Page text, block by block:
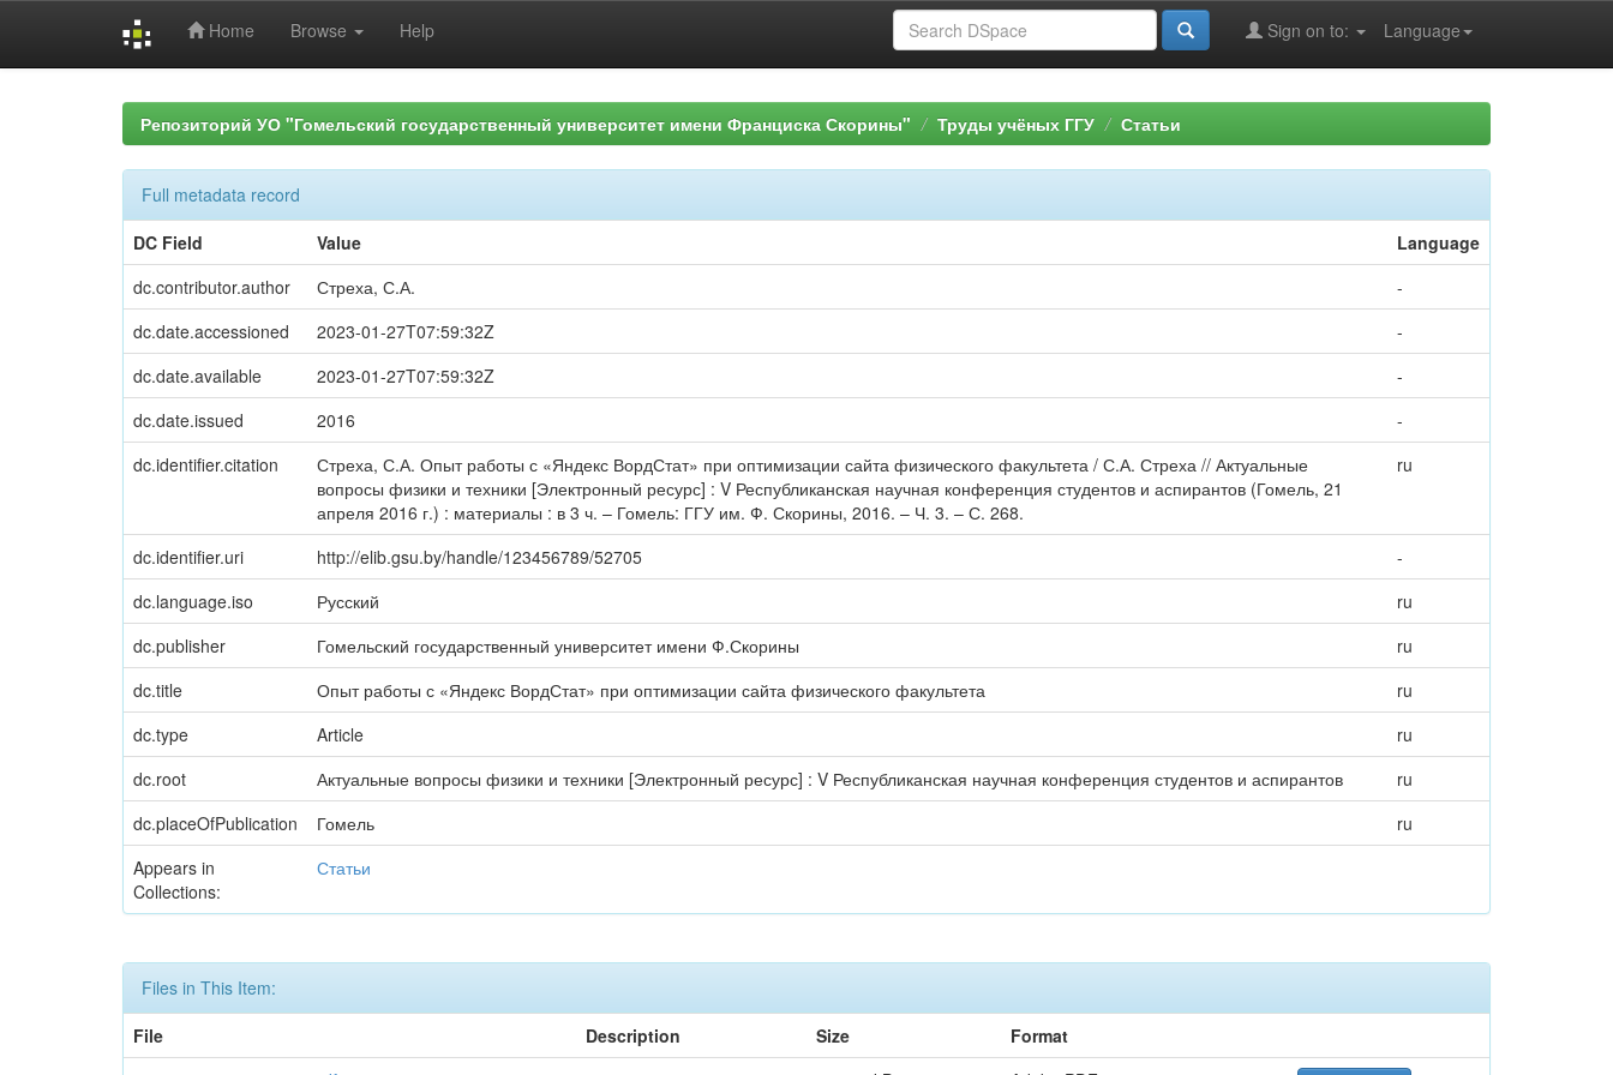
Home Browse Help Language
Sign on to:
Репозиторий УО "Гомельский государственный университет имени Франциска Скорины" Труды учёных ГГУ Статьи
Full metadata record
DC Field
Value
Language
dc.contributor.author
Стреха, С.А.
-
dc.date.accessioned
2023-01-27T07:59:32Z
-
dc.date.available
2023-01-27T07:59:32Z
-
dc.date.issued
2016
-
dc.identifier.citation
Стреха, С.А. Опыт работы с «Яндекс ВордСтат» при оптимизации сайта физического факультета / С.А. Стреха // Актуальные
вопросы физики и техники [Электронный ресурс] : V Республиканская научная конференция студентов и аспирантов (Гомель, 21
апреля 2016 г.) : материалы : в 3 ч. – Гомель: ГГУ им. Ф. Скорины, 2016. – Ч. 3. – С. 268.
ru
dc.identifier.uri http://elib.gsu.by/handle/123456789/52705
-
dc.language.iso
Русский
ru
dc.publisher
Гомельский государственный университет имени Ф.Скорины
ru
dc.title
Опыт работы с «Яндекс ВордСтат» при оптимизации сайта физического факультета
ru
dc.type
Article
ru
dc.root
Актуальные вопросы физики и техники [Электронный ресурс] : V Республиканская научная конференция студентов и аспирантов
ru
dc.placeOfPublication
Гомель
ru
Appears in
Collections:
Статьи
Files in This Item:
File
Description Size
Format